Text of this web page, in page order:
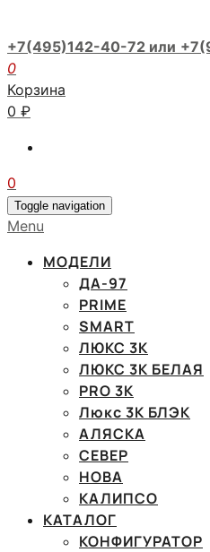
+7(495)142-40-72 или
0
Корзина
0 ₽
0
Toggle navigation
Menu
МОДЕЛИ
ДА-97
PRIME
SMART
ЛЮКС 3К
ЛЮКС 3К БЕЛАЯ
PRO 3K
Люкс 3К БЛЭК
АЛЯСКА
СЕВЕР
НОВА
КАЛИПСО
КАТАЛОГ
КОНФИГУРАТОР